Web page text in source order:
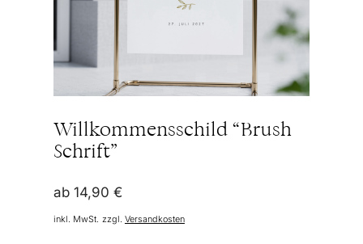
Willkommensschild “Brush
Schrift”
ab 14,90 €
inkl. MwSt. zzgl. Versandkosten